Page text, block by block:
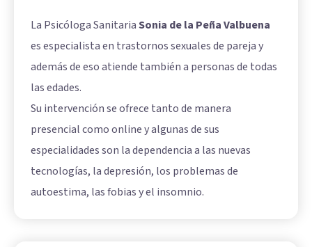
La Psicóloga SanitariaSonia de la Peña Valbuena
es especialista en trastornos sexuales de pareja y
además de eso atiende también a personas de todas
las edades.
Su intervención se ofrece tanto de manera
presencial como online y algunas de sus
especialidades son la dependencia a las nuevas
tecnologías, la depresión, los problemas de
autoestima, las fobias y el insomnio.